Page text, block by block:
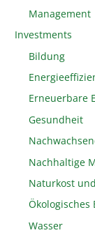
Management
Investments
Bildung
Erneuerbare
Gesundheit
Nachhaltige
Naturkost
Wasser